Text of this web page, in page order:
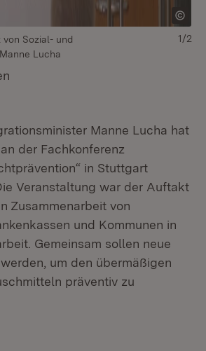
Sozial- und
Lucha
1/2
Manne Lucha hat
der Fachkonferenz
in Stuttgart
Veranstaltung war der Auftakt
Zusammenarbeit von
und Kommunen in
Gemeinsam sollen neue
um den übermäßigen
präventiv zu